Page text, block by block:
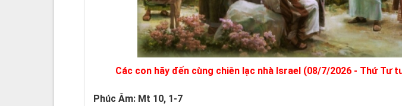
Các con hãy đến cùng chiên lạc nhà Israel (08/7/2026 - Thứ Tư
Phúc Âm: Mt 10, 1-7